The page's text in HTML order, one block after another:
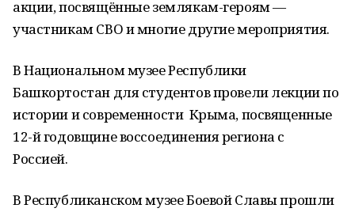
акции, посвящённые землякам-героям —
участникам СВО и многие другие мероприятия.
В Национальном музее Республики
Башкортостан для студентов провели лекции по
истории и современности Крыма, посвященные
12-й годовщине воссоединения региона с
Россией.
В Республиканском музее Боевой Славы прошли